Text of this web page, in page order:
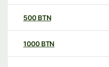
500 BTN
1000 BTN